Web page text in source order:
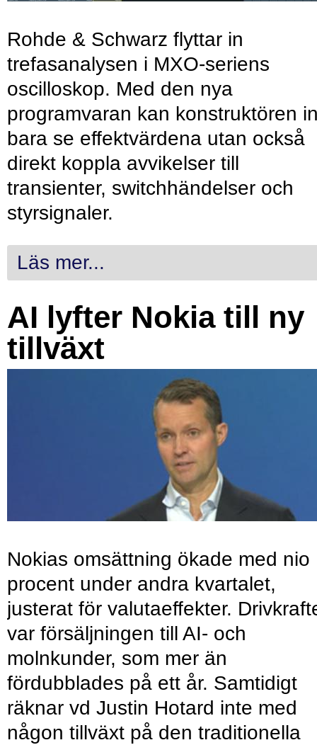
Rohde & Schwarz flyttar in
trefasanalysen i MXO-seriens
oscilloskop. Med den nya
programvaran kan konstruktören
bara se effektvärdena utan också
direkt koppla avvikelser till
transienter, switchhändelser och
styrsignaler.
Läs mer...
AI lyfter Nokia till ny
tillväxt
Nokias omsättning ökade med nio
procent under andra kvartalet,
justerat för valutaeffekter.
var försäljningen till AI- och
molnkunder, som mer än
fördubblades på ett år. Samtidigt
räknar vd Justin Hotard inte med
någon tillväxt på den traditionella